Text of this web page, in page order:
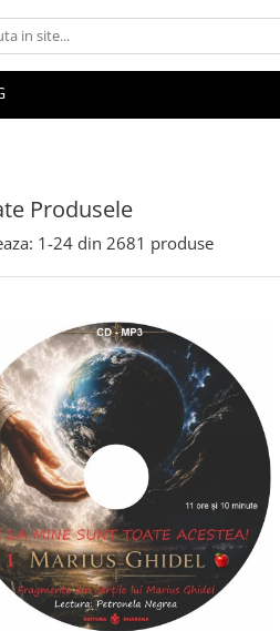
Produsele
1-24 din 2681 produse